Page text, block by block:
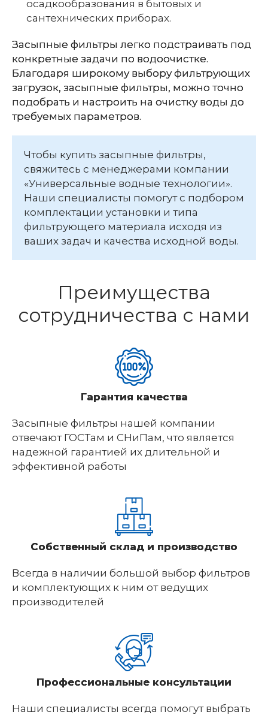
осадкообразования в бытовых и
сантехнических приборах.
Засыпные фильтры легко подстраивать под
конкретные задачи по водоочистке.
Благодаря широкому выбору фильтрующих
загрузок, засыпные фильтры, можно точно
подобрать и настроить на очистку воды до
требуемых параметров.
Чтобы купить засыпные фильтры,
свяжитесь с менеджерами компании
«Универсальные водные технологии».
Наши специалисты помогут с подбором
комплектации установки и типа
фильтрующего материала исходя из
ваших задач и качества исходной воды.
Преимущества
сотрудничества с нами
Гарантия качества
Засыпные фильтры нашей компании
отвечают ГОСТам и СНиПам, что является
надежной гарантией их длительной и
эффективной работы
Собственный склад и производство
Всегда в наличии большой выбор фильтров
и комплектующих к ним от ведущих
производителей
Профессиональные консультации
Наши специалисты всегда помогут выбрать